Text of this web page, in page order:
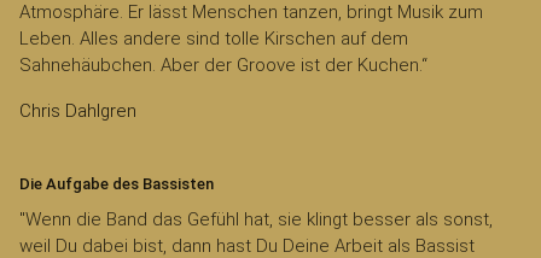
Atmosphäre. Er lässt Menschen tanzen, bringt Musik zum
Leben. Alles andere sind tolle Kirschen auf dem
Sahnehäubchen. Aber der Groove ist der Kuchen.“
Chris Dahlgren
Die Aufgabe des Bassisten
"Wenn die Band das Gefühl hat, sie klingt besser als sonst,
weil Du dabei bist, dann hast Du Deine Arbeit als Bassist